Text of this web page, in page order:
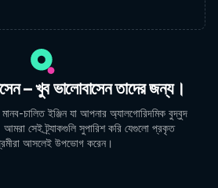
– খুব ভালোবাসেন তাদের জন্য।
চালিত ইঞ্জিন যা আপনার অ্যালগোরিদমিক বুদ্বুদ
আমরা সেই ট্র্যাকগুলি সুপারিশ করি যেগুলো প্রকৃত
আসলেই উপভোগ করেন।